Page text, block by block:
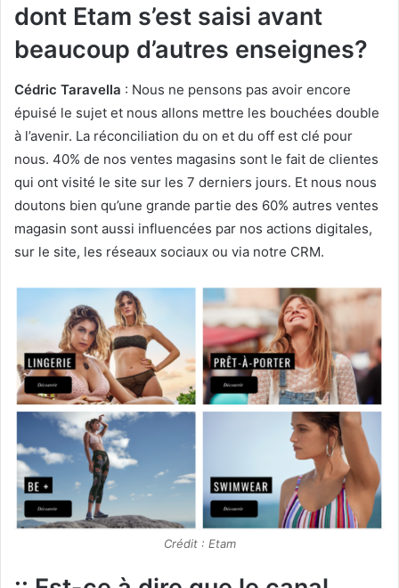
dont Etam s’est saisi avant
beaucoup d’autres enseignes?
Cédric Taravella : Nous ne pensons pas avoir encore
épuisé le sujet et nous allons mettre les bouchées double
à l’avenir. La réconciliation du on et du off est clé pour
nous. 40% de nos ventes magasins sont le fait de clientes
qui ont visité le site sur les 7 derniers jours. Et nous nous
doutons bien qu’une grande partie des 60% autres ventes
magasin sont aussi influencées par nos actions digitales,
sur le site, les réseaux sociaux ou via notre CRM.
Crédit : Etam